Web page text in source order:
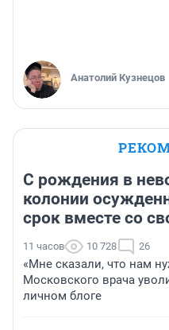
Анатолий Кузнецов
С рождения в
колонии
срок вместе со
11 часов 10 728 26
«Мне сказали, что нам
Московского врача
личном блоге